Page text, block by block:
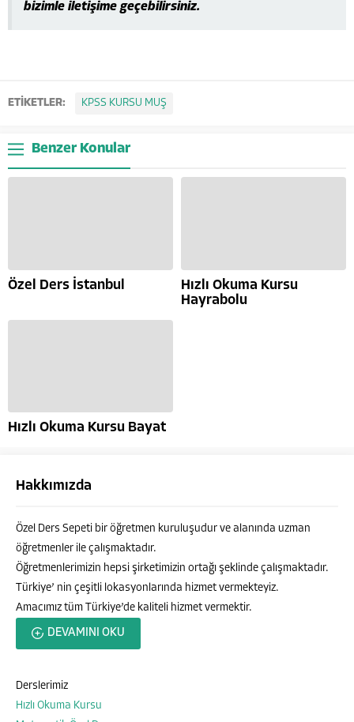
bizimle iletişime geçebilirsiniz.
ETİKETLER: KPSS KURSU MUŞ
Benzer Konular
Özel Ders İstanbul
Hızlı Okuma Kursu
Hayrabolu
Hızlı Okuma Kursu Bayat
Hakkımızda
Özel Ders Sepeti bir öğretmen kuruluşudur ve alanında uzman
öğretmenler ile çalışmaktadır.
Öğretmenlerimizin hepsi şirketimizin ortağı şeklinde çalışmaktadır.
Türkiye’ nin çeşitli lokasyonlarında hizmet vermekteyiz.
Amacımız tüm Türkiye’de kaliteli hizmet vermektir.
DEVAMINI OKU
Derslerimiz
Hızlı Okuma Kursu
Özel Ders Sepeti